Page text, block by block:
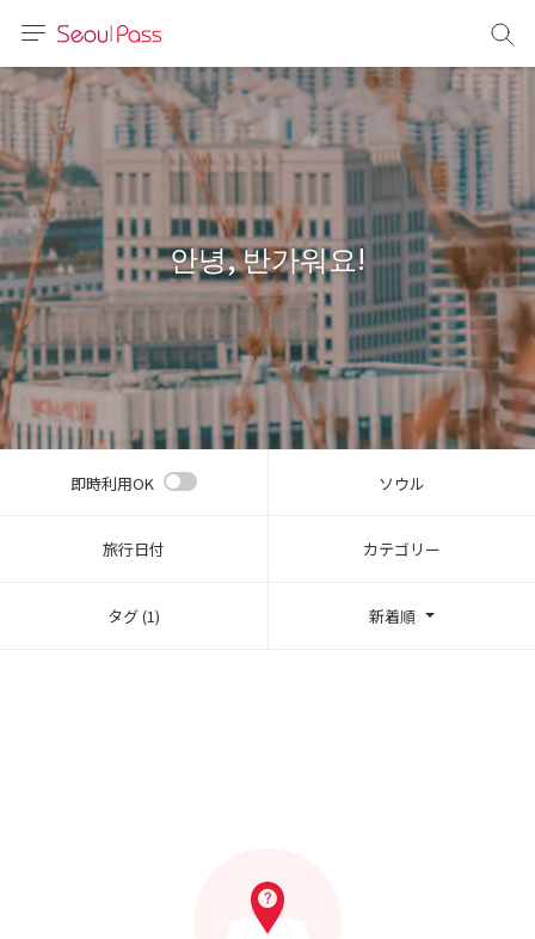
体)
文 (台灣)
안녕, 반가워요!
即時利用OK ソウル
旅行日付 カテゴリー
タグ (1) 新着順